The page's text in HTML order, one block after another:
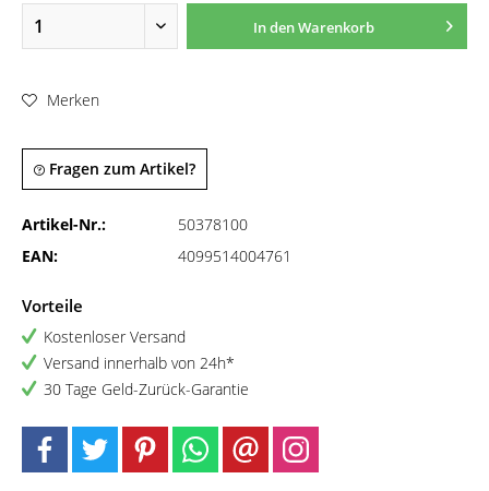
In denWarenkorb
Merken
Fragen zum Artikel?
Artikel-Nr.:
50378100
EAN:
4099514004761
Vorteile
Kostenloser Versand
Versand innerhalb von 24h*
30 Tage Geld-Zurück-Garantie